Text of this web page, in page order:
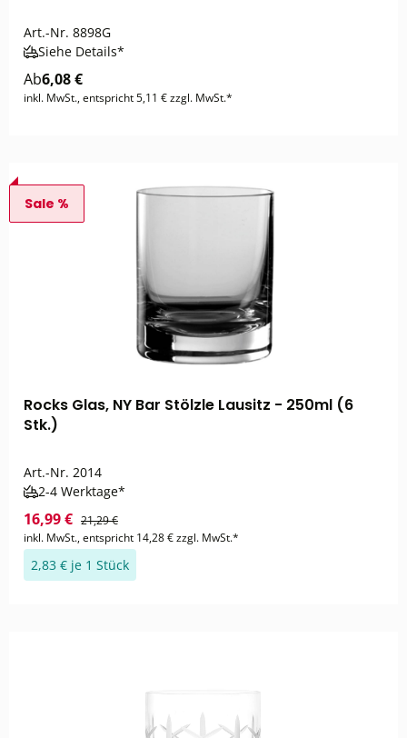
Art.-Nr. 8898G
Siehe Details*
Ab6,08 €
inkl. MwSt., entspricht 5,11 € zzgl. MwSt.*
Sale %
Rocks Glas, NY Bar Stölzle Lausitz - 250ml (6
Stk.)
Art.-Nr. 2014
2-4 Werktage*
16,99 € 21,29 €
inkl. MwSt., entspricht 14,28 € zzgl. MwSt.*
2,83 € je 1 Stück